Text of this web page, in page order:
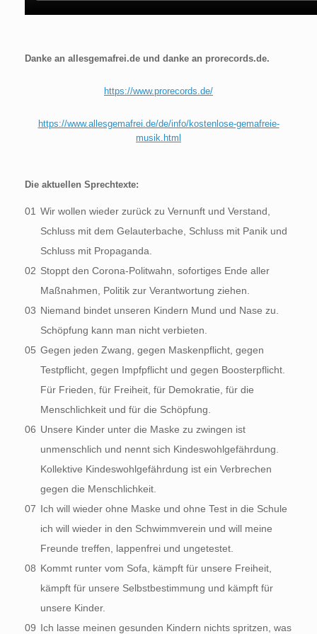
Danke an allesgemafrei.de und danke an prorecords.de.
https://www.prorecords.de/
https://www.allesgemafrei.de/de/info/kostenlose-gemafreie-
musik.html
Die aktuellen Sprechtexte:
01 Wir wollen wieder zurück zu Vernunft und Verstand,
Schluss mit dem Gelauterbache, Schluss mit Panik und
Schluss mit Propaganda.
02 Stoppt den Corona-Politwahn, sofortiges Ende aller
Maßnahmen, Politik zur Verantwortung ziehen.
03 Niemand bindet unseren Kindern Mund und Nase zu.
Schöpfung kann man nicht verbieten.
05 Gegen jeden Zwang, gegen Maskenpflicht, gegen
Testpflicht, gegen Impfpflicht und gegen Boosterpflicht.
Für Frieden, für Freiheit, für Demokratie, für die
Menschlichkeit und für die Schöpfung.
06 Unsere Kinder unter die Maske zu zwingen ist
unmenschlich und nennt sich Kindeswohlgefährdung.
Kollektive Kindeswohlgefährdung ist ein Verbrechen
gegen die Menschlichkeit.
07 Ich will wieder ohne Maske und ohne Test in die Schule
ich will wieder in den Schwimmverein und will meine
Freunde treffen, lappenfrei und ungetestet.
08 Kommt runter vom Sofa, kämpft für unsere Freiheit,
kämpft für unsere Selbstbestimmung und kämpft für
unsere Kinder.
09 Ich lasse meinen gesunden Kindern nichts spritzen, was